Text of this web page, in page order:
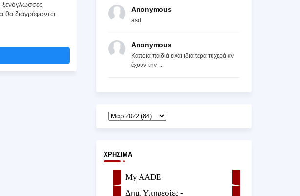
ξενόγλωσσες
θα διαγράφονται
Anonymous
asd
Anonymous
Κάποια παιδιά είναι ιδιαίτερα τυχερά αν
έχουν την ...
ΧΡΉΣΙΜΑ
My AADE
Δημ. Υπηρεσίες -